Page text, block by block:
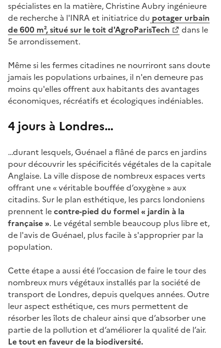
spécialistes en la matière, Christine Aubry ingénieure
de recherche à l'INRA et initiatrice du potager urbain
de 600 m², situé sur le toit d'AgroParisTech
dans le
5e arrondissement.
Même si les fermes citadines ne nourriront sans doute
jamais les populations urbaines, il n'en demeure pas
moins qu'elles offrent aux habitants des avantages
économiques, récréatifs et écologiques indéniables.
4 jours à Londres…
…durant lesquels, Guénael a flâné de parcs en jardins
pour découvrir les spécificités végétales de la capitale
Anglaise. La ville dispose de nombreux espaces verts
offrant une « véritable bouffée d’oxygène » aux
citadins. Sur le plan esthétique, les parcs londoniens
prennent lecontre-pied du formel « jardin à la
française ». Le végétal semble beaucoup plus libre et,
de l'avis de Guénael, plus facile à s'approprier par la
population.
Cette étape a aussi été l’occasion de faire le tour des
nombreux murs végétaux installés par la société de
transport de Londres, depuis quelques années. Outre
leur aspect esthétique, ces murs permettent de
résorber les îlots de chaleur ainsi que d’absorber une
partie de la pollution et d’améliorer la qualité de l’air.
Le tout en faveur de la biodiversité.